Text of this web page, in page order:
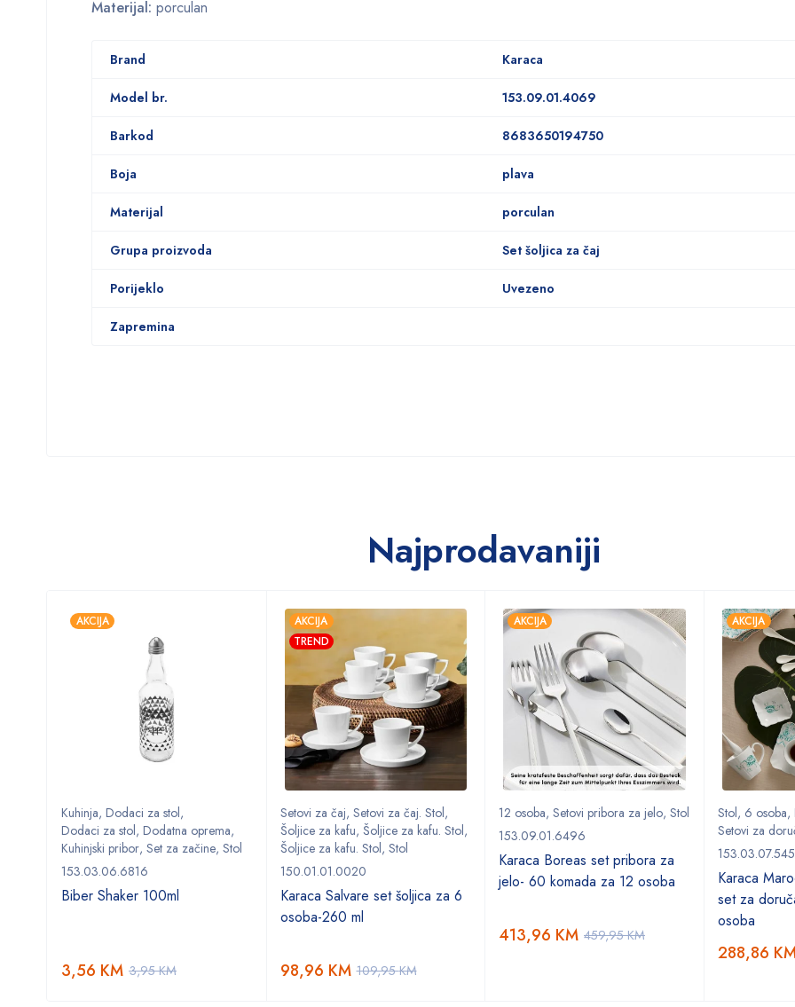
Materijal: porculan
Brand Karaca
Model br. 153.09.01.4069
Barkod 8683650194750
Boja plava
Materijal porculan
Grupa proizvoda Set šoljica za čaj
Porijeklo Uvezeno
Zapremina
Najprodavaniji
AKCIJA
Kuhinja, Dodaci za stol,
Dodaci za stol, Dodatna oprema,
Kuhinjski pribor, Set za začine, Stol
153.03.06.6816
Biber Shaker 100ml
3,95KM
3,56 KM
AKCIJA
TREND
Setovi za čaj, Setovi za čaj. Stol,
Šoljice za kafu, Šoljice za kafu. Stol,
Šoljice za kafu. Stol, Stol
150.01.01.0020
Karaca Salvare set šoljica za 6
osoba-260 ml
109,95KM
98,96 KM
AKCIJA
12 osoba, Setovi pribora za jelo, Stol
153.09.01.6496
Karaca Boreas set pribora za
jelo- 60 komada za 12 osoba
459,95KM
413,96 KM
AKCIJA
Stol, 6 osoba,
Setovi za
Karaca
set za
osoba
288,86